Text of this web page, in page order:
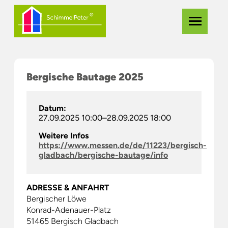
Zum
Hauptinhalt
springen
Navigation
Bergische Bautage 2025
Datum:
27.09.2025 10:00–28.09.2025 18:00
Weitere Infos
https://www.messen.de/de/11223/bergisch-
gladbach/bergische-bautage/info
ADRESSE & ANFAHRT
Bergischer Löwe
Konrad-Adenauer-Platz
51465 Bergisch Gladbach